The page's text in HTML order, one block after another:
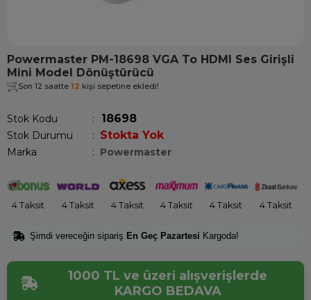
Powermaster PM-18698 VGA To HDMI Ses Girişli
Mini Model Dönüştürücü
Son 12 saatte 12 kişi sepetine ekledi!
Stok Kodu 18698
Stok Durumu : Stokta Yok
Marka : Powermaster
4 Taksit 4 Taksit 4 Taksit 4 Taksit 4 Taksit 4 Taksit
Şimdi vereceğin sipariş En Geç Pazartesi Kargoda!
1000 TL ve üzeri alışverişlerde
KARGO BEDAVA